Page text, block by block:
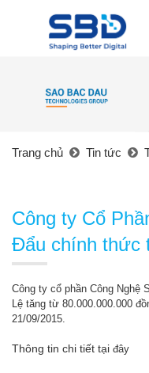
Trang chủ Tin tức
Công ty Cổ
Đẩu chính thức
Công ty cổ phần Công Nghệ
Lệ tăng từ 80.000.000.000
21/09/2015.
Thông tin chi tiết tại đây